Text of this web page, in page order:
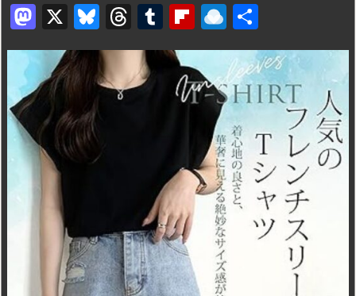
M
a
st
o
d
o
n
X
Bl
u
e
s
T
hr
e
a
T
u
m
bl
Fl
ip
b
o
ar
d
R
ai
n
dr
o
p.
io
有